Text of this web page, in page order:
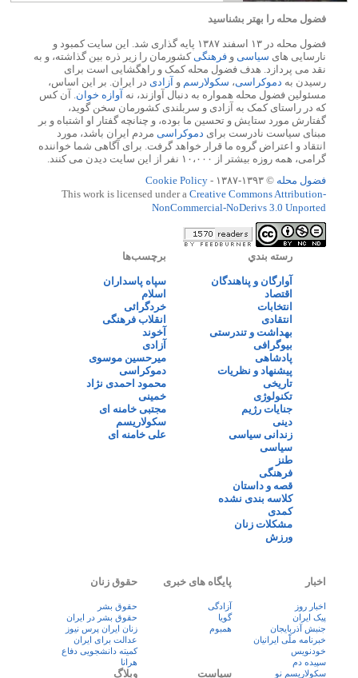
فضول محله را بهتر بشناسید
فضول محله در ۱۳ اسفند ۱۳۸۷ پایه گذاری شد. این سایت کمبود و
نارسایی های سیاسی و فرهنگیکشورمان را زیر ذره بین گذاشته، و به
نقد می پردازد. هدف فضول محله کمک و راهگشایی است برای
رسیدن به دموکراسی، سکولارسم و آزادی در ایران. بر این اساس،
مسئولین فضول محله همواره به دنبال آوازند، نه آوازه خوان. آن کس
که در راستای کمک به آزادی و سربلندی کشورمان سخن گوید،
گفتارش مورد ستایش و تحسین ما بوده، و چنانچه گفتار او اشتباه و بر
مبنای سیاست نادرست برای دموکراسی مردم ایران باشد، مورد
انتقاد و اعتراض گروه ما قرار خواهد گرفت. برای آگاهی شما خواننده
گرامی، همه روزه بیشتر از ۱۰،۰۰۰ نفر از این سایت دیدن می کنند.
فضول محله © ۱۳۹۳-۱۳۸۷ -
Cookie Policy
This work is licensed under a Creative Commons Attribution-
NonCommercial-NoDerivs 3.0 Unported
رسته بندي
آوارگان و پناهندگان
اقتصاد
انتخابات
انتقادی
بهداشت و تندرستی
بیوگرافی
پادشاهی
پیشنهاد و نظریات
تاریخی
تکنولوژی
جنایات رژیم
دینی
زندانی سیاسی
سیاسی
طنز
فرهنگی
قصه و داستان
کلاسه بندی نشده
کمدی
مشکلات زنان
ورزش
برچسب‌ها
سپاه پاسداران
اسلام
خردگرائی
انقلاب فرهنگی
آخوند
آزادی
میرحسین موسوی
دموکراسی
محمود احمدی نژاد
خمینی
مجتبی خامنه ای
سکولاریسم
علی خامنه ای
اخبار
اخبار روز
پيک ايران
جنبش آذربایجان
خبرنامه ملّی ایرانیان
خودنویس
سپیده دم
سکولاریسم نو
پایگاه های خبری
آزادگی
گویا
همبوم
حقوق زنان
حقوق بشر
حقوق بشر در ایران
زنان ايران پرس نيوز
عدالت برای ایران
کمیته دانشجویی دفاع
هرانا
سیاست وبلاگ